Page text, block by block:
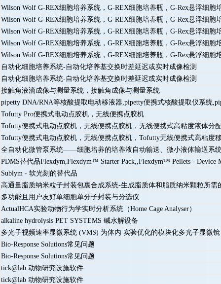
Wilson Wolf G-REX细胞培养系统，G-REX细胞培养瓶，G-Rex悬浮细
Wilson Wolf G-REX细胞培养系统，G-REX细胞培养瓶，G-Rex悬浮细
Wilson Wolf G-REX细胞培养系统，G-REX细胞培养瓶，G-Rex悬浮细
Wilson Wolf G-REX细胞培养系统，G-REX细胞培养瓶，G-Rex悬浮细
Wilson Wolf G-REX细胞培养系统，G-REX细胞培养瓶，G-Rex悬浮细
自动化细胞培养系统-自动化培养基交换时差延迟或实时成像检测
自动化细胞培养系统-自动化培养基交换时差延迟或实时成像检测
接触角液滴成像与测量系统，接触角成像与测量系统
pipetty DNA/RNA等核酸提取电动移液器,pipetty便携式核酸提取仪系统
Tofutty Pro便携式电动点胶机，无线便携点胶机
Tofutty便携式电动点胶机，无线便携点胶机，无线便携式高粘度液体分
Tofutty便携式电动点胶机，无线便携点胶机，Tofutty无线便携式高粘度
全自动化微管泵系统——细胞培养的培养液自动输送、微小液体输送系
PDMS替代品Flexdym,Flexdym™ Starter Pack,,Flexdym™ Pellets - Device
Sublym - 软光刻的替代品
高通量脂质纳米粒子封装包裹合成系统-生成脂质体和脂质纳米颗粒所需
多功能且用户友好单细胞单分子封装与分选仪
ActualHCA实验动物行为学实时分析系统（Home Cage Analyser）
alkaline hydrolysis PET SYSTEMS 碱水解设备
多光子视频速率显微系统 (VMS) 为体内 实验优化的模块化多光子显微镜
Bio-Response Solutions常见问题
Bio-Response Solutions常见问题
tick@lab 动物研究设施软件
tick@lab 动物研究设施软件